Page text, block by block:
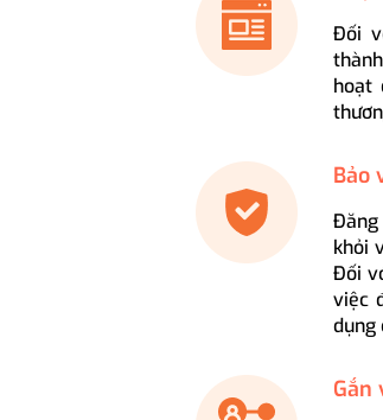
Đối
hoạt
Bảo
Đăng
khỏi
Đối
việc
dụng
Gắn